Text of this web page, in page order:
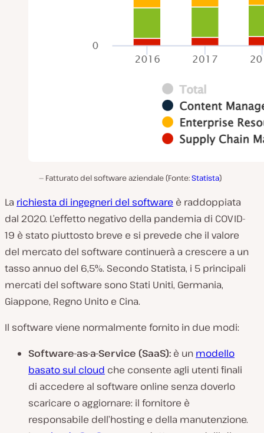
Fatturato del software aziendale (Fonte:Statista)
La richiesta di ingegneri del software è raddoppiata
dal 2020. L’effetto negativo della pandemia di COVID-
19 è stato piuttosto breve e si prevede che il valore
del mercato del software continuerà a crescere a un
tasso annuo del 6,5%. Secondo Statista, i 5 principali
mercati del software sono Stati Uniti, Germania,
Giappone, Regno Unito e Cina.
Il software viene normalmente fornito in due modi:
Software-as-a-Service (SaaS): è un modello
basato sul cloud che consente agli utenti finali
di accedere al software online senza doverlo
scaricare o aggiornare: il fornitore è
responsabile dell’hosting e della manutenzione.